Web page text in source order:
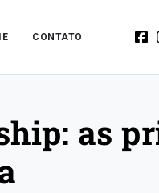
CONTATO
as